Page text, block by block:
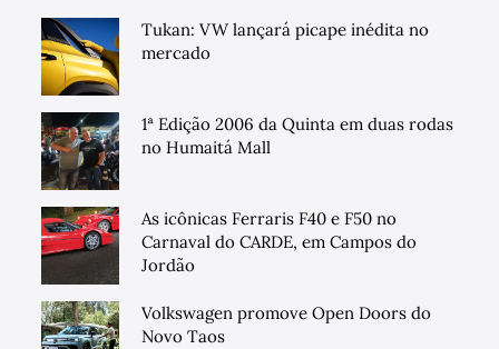
Tukan: VW lançará picape inédita no
mercado
1ª Edição 2006 da Quinta em duas rodas
no Humaitá Mall
As icônicas Ferraris F40 e F50 no
Carnaval do CARDE, em Campos do
Jordão
Volkswagen promove Open Doors do
Novo Taos